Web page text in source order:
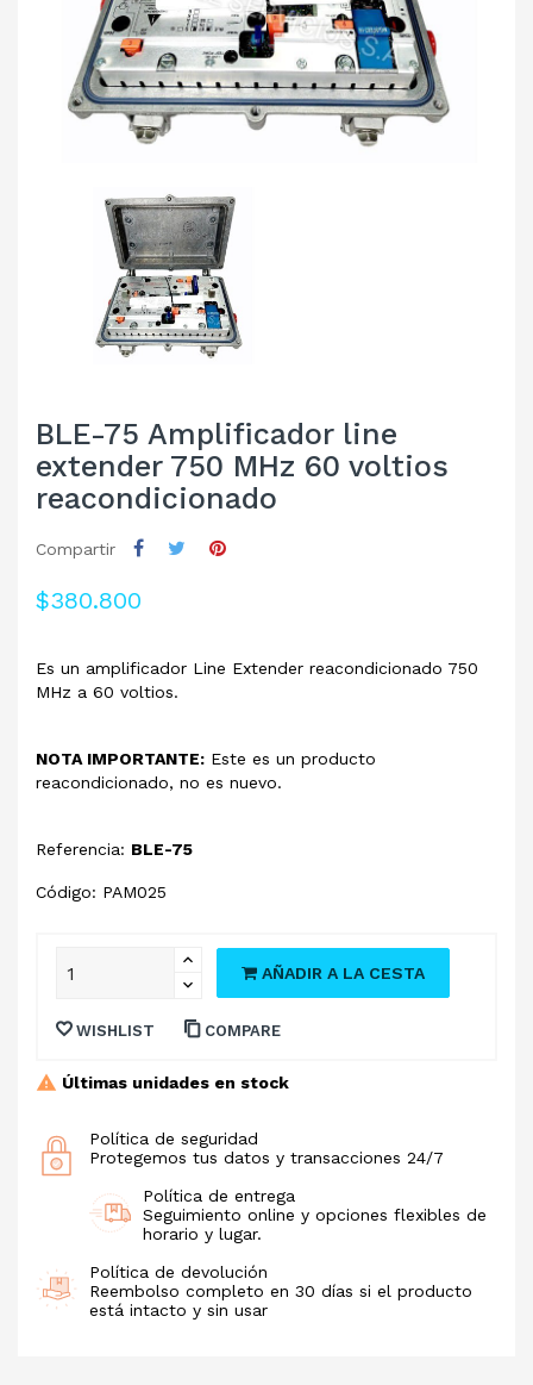
BLE-75 Amplificador line
extender 750 MHz 60 voltios
reacondicionado
Compartir
$380.800
Es un amplificador Line Extender reacondicionado 750
MHz a 60 voltios.
NOTA IMPORTANTE: Este es un producto
reacondicionado, no es nuevo.
Referencia: BLE-75
Código: PAM025
AÑADIR A LA CESTA
WISHLIST COMPARE
Últimas unidades en stock
Política de seguridad
Protegemos tus datos y transacciones 24/7
Política de entrega
Seguimiento online y opciones flexibles de
horario y lugar.
Política de devolución
Reembolso completo en 30 días si el producto
está intacto y sin usar